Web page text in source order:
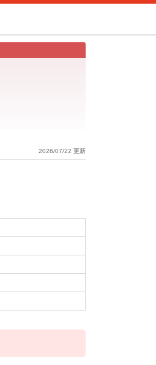
2026/07/22 更新